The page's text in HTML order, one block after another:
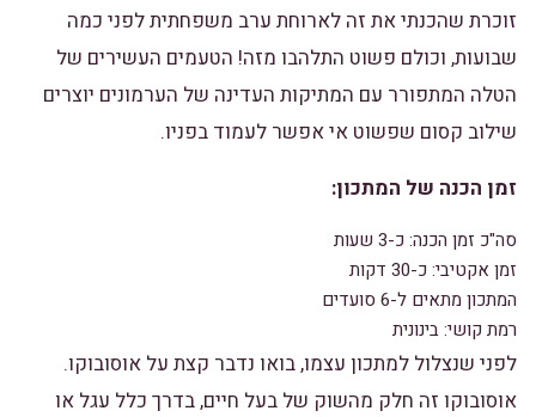
זוכרת שהכנתי את זה לארוחת ערב משפחתית לפני כמה
שבועות, וכולם פשוט התלהבו מזה! הטעמים העשירים של
הטלה המתפורר עם המתיקות העדינה של הערמונים יוצרים
שילוב קסום שפשוט אי אפשר לעמוד בפניו.
זמן הכנה של המתכון:
סה"כ זמן הכנה: כ-3 שעות
זמן אקטיבי: כ-30 דקות
המתכון מתאים ל-6 סועדים
רמת קושי: בינונית
לפני שנצלול למתכון עצמו, בואו נדבר קצת על אוסובוקו.
אוסובוקו זה חלק מהשוק של בעל חיים, בדרך כלל עגל או